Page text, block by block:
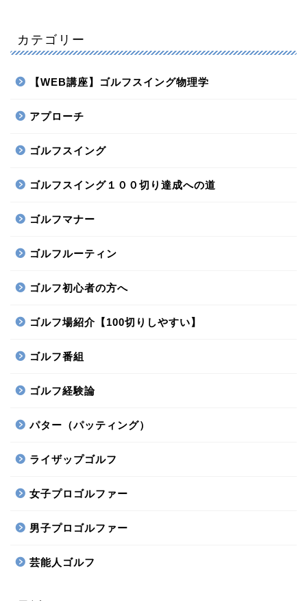
カテゴリー
【WEB講座】ゴルフスイング物理学
アプローチ
ゴルフスイング
ゴルフスイング１００切り達成への道
ゴルフマナー
ゴルフルーティン
ゴルフ初心者の方へ
ゴルフ場紹介【100切りしやすい】
ゴルフ番組
ゴルフ経験論
パター（パッティング）
ライザップゴルフ
女子プロゴルファー
男子プロゴルファー
芸能人ゴルフ